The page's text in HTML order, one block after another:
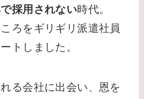
採用されない時代。
ろをギリギリ派遣社員
トしました。
る会社に出会い、恩を